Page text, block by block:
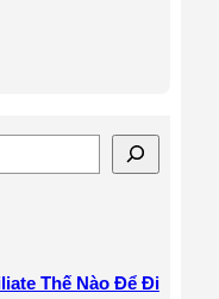
Thế Nào Để Đi